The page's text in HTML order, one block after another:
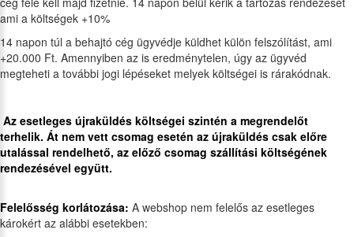
ami a költségek +10%
14 napon túl a behajtó cég ügyvédje küldhet külön felszólítást, ami
+20.000 Ft. Amennyiben az is eredménytelen, úgy az ügyvéd
megteheti a további jogi lépéseket melyek költségei is rárakódnak.
Az esetleges újraküldés költségei szintén a megrendelőt
terhelik. Át nem vett csomag esetén az újraküldés csak előre
utalással rendelhető, az előző csomag szállítási költségének
rendezésével együtt.
Felelősség korlátozása: A webshop nem felelős az esetleges
károkért az alábbi esetekben: